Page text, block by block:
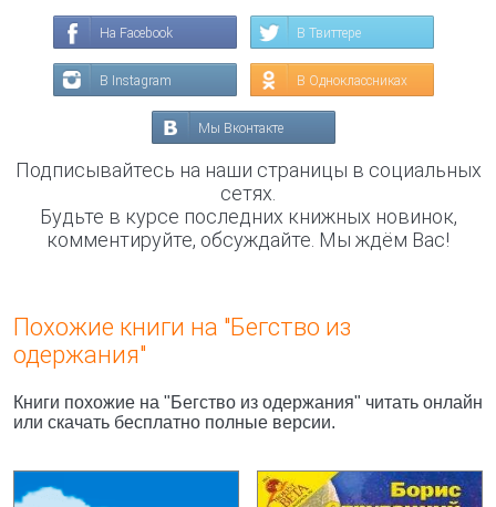
На Facebook В Твиттере
В Instagram В Одноклассниках
Мы Вконтакте
Подписывайтесь на наши страницы в социальных
сетях.
Будьте в курсе последних книжных новинок,
комментируйте, обсуждайте. Мы ждём Вас!
Похожие книги на "Бегство из
одержания"
Книги похожие на "Бегство из одержания" читать онлайн
или скачать бесплатно полные версии.